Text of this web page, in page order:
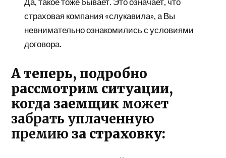
страховая компания «слукавила», а Вы
невнимательно ознакомились с условиями
договора.
А теперь, подробно
рассмотрим ситуации,
когда заемщик может
забрать уплаченную
премию за страховку: